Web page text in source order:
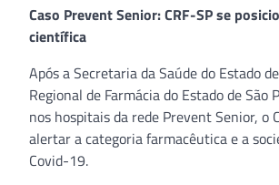
Caso Prevent Senior: CRF-SP se
científica
Após a Secretaria da Saúde do Estado
Regional de Farmácia do Estado de
nos hospitais da rede Prevent Senior, o
alertar a categoria farmacêutica e a
Covid-19.